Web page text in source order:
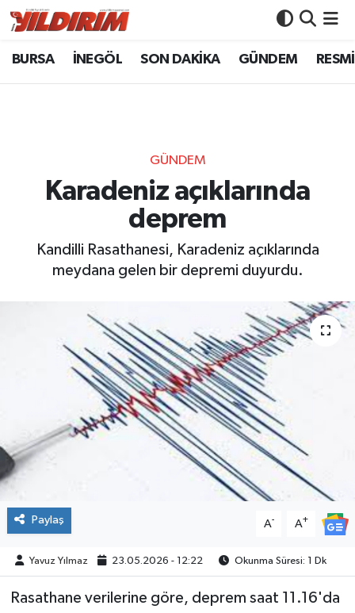
BURSA İNEGÖL SON DAKİKA GÜNDEM
GÜNDEM
Karadeniz açıklarında
deprem
Kandilli Rasathanesi, Karadeniz açıklarında
meydana gelen bir depremi duyurdu.
Paylaş A- A+
Yavuz Yılmaz 23.05.2026 - 12:22 Okunma Süresi: 1 Dk
Rasathane verilerine göre, deprem saat 11.16'da
BURSA
GÜNDEM
RESMİ İLANLAR
KÖŞE YAZILARI
YAŞAM
Bursa Nöbetçi Eczaneler
Bursa Trafik Yoğunluk Haritası
Süper Lig Puan Durumu ve Fikstür
Tüm Manşetler
Haber Arşivi